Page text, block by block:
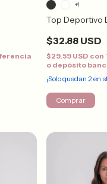
Top Deportivo
$32.88 USD
$29.59 USD con
o depósito
¡Solo quedan 2en
+1
Comprar